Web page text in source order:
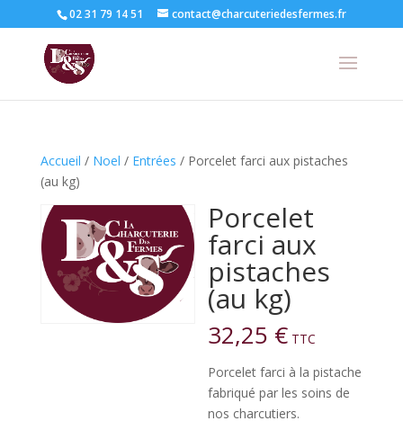
02 31 79 14 51 contact@charcuteriedesfermes.fr
Accueil / Noel / Entrées / Porcelet farci aux pistaches
(au kg)
Porcelet
farci aux
pistaches
(au kg)
32,25 € TTC
Porcelet farci à la pistache
fabriqué par les soins de
nos charcutiers.